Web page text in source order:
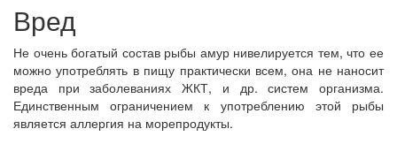
Вред
Не очень богатый состав рыбы амур нивелируется тем, что ее
можно употреблять в пищу практически всем, она не наносит
вреда при заболеваниях ЖКТ, и др. систем организма.
Единственным ограничением к употреблению этой рыбы
является аллергия на морепродукты.